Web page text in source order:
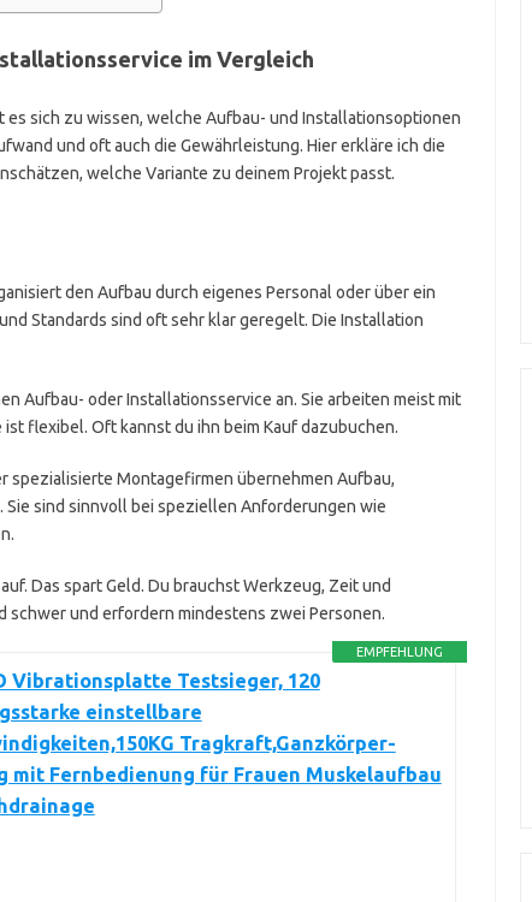
im Vergleich
sich zu wissen, welche Aufbau- und Installationsoptionen
und oft auch die Gewährleistung. Hier erkläre ich die
welche Variante zu deinem Projekt passt.
den Aufbau durch eigenes Personal oder über ein
Standards sind oft sehr klar geregelt. Die Installation
Aufbau- oder Installationsservice an. Sie arbeiten meist mit
flexibel. Oft kannst du ihn beim Kauf dazubuchen.
spezialisierte Montagefirmen übernehmen Aufbau,
sind sinnvoll bei speziellen Anforderungen wie
Das spart Geld. Du brauchst Werkzeug, Zeit und
schwer und erfordern mindestens zwei Personen.
EMPFEHLUNG
Vibrationsplatte Testsieger, 120
einstellbare
Tragkraft,Ganzkörper-
mit Fernbedienung für Frauen Muskelaufbau